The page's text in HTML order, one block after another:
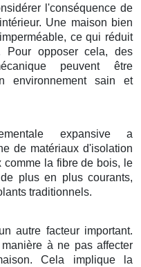
l'conséquence de
Une maison bien
ce qui réduit
Pour opposer cela, des
peuvent être
environnement sain et
expansive a
de matériaux d'isolation
comme la fibre de bois, le
plus en plus courants,
traditionnels.
autre facteur important.
à ne pas affecter
Cela implique la